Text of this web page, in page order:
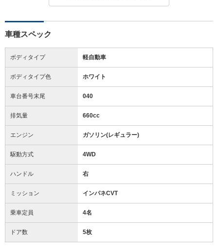
車種スペック
ボディタイプ 軽自動車
ボディタイプ色 ホワイト
車台番号末尾 040
排気量 660cc
エンジン ガソリン(レギュラー)
駆動方式 4WD
ハンドル 右
ミッション インパネCVT
乗車定員 4名
ドア数 5枚